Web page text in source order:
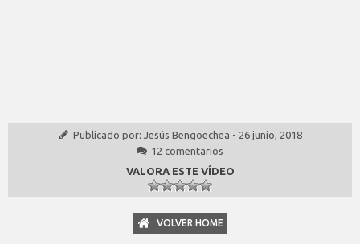
Publicado por: Jesús Bengoechea - 26 junio, 2018
12 comentarios
VALORA ESTE VÍDEO
VOLVER HOME